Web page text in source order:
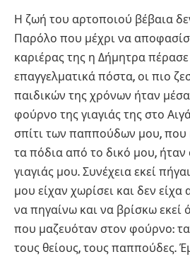
Η ζωή του αρτοποιού βέβαια
Παρόλο που μέχρι να
καριέρας της η Δήμητρα
επαγγελματικά πόστα, οι πιο
παιδικών της χρόνων ήταν
φούρνο της γιαγιάς της στο
σπίτι των παππούδων μου, που
τα πόδια από το δικό μου,
γιαγιάς μου. Συνέχεια εκεί
μου είχαν χωρίσει και δεν
να πηγαίνω και να βρίσκω εκεί
που μαζευόταν στον φούρνο:
τους θείους, τους παππούδες.